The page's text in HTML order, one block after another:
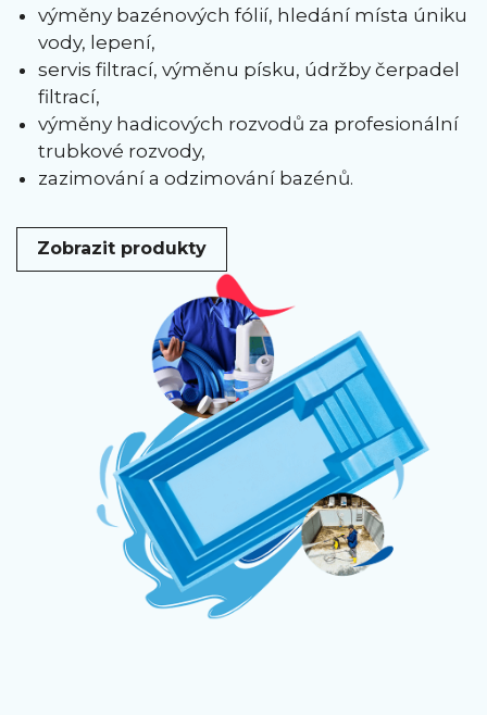
výměny bazénových fólií, hledání místa úniku
vody, lepení,
servis filtrací, výměnu písku, údržby čerpadel
filtrací,
výměny hadicových rozvodů za profesionální
trubkové rozvody,
zazimování a odzimování bazénů.
Zobrazit produkty